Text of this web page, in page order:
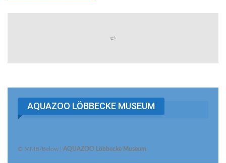
AQUAZOO LÖBBECKE MUSEUM
© MMB/Below | AQUAZOO Löbbecke Museum